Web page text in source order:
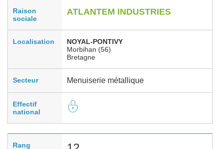
Raison
sociale
ATLANTEM INDUSTRIES
Localisation
NOYAL-PONTIVY
Morbihan (56)
Bretagne
Secteur Menuiserie métallique
Effectif
national
Rang